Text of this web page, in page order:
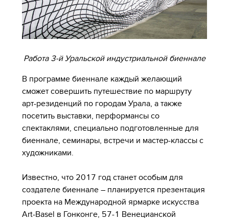
Работа 3-й Уральской индустриальной биеннале
В программе биеннале каждый желающий
сможет совершить путешествие по маршруту
арт-резиденций по городам Урала, а также
посетить выставки, перформансы со
спектаклями, специально подготовленные для
биеннале, семинары, встречи и мастер-классы с
художниками.
Известно, что 2017 год станет особым для
создателе биеннале – планируется презентация
проекта на Международной ярмарке искусства
Art-Basel в Гонконге, 57-1 Венецианской